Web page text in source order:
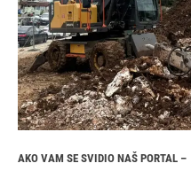
AKO VAM SE SVIDIO NAŠ PORTAL –